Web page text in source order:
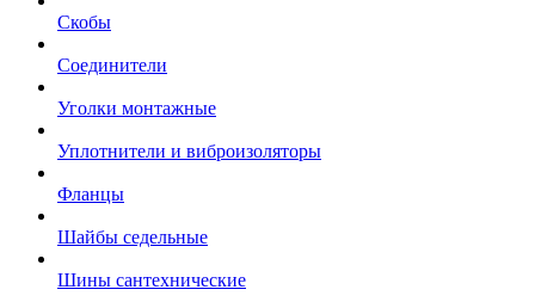
Скобы
Соединители
Уголки монтажные
Уплотнители и виброизоляторы
Фланцы
Шайбы седельные
Шины сантехнические